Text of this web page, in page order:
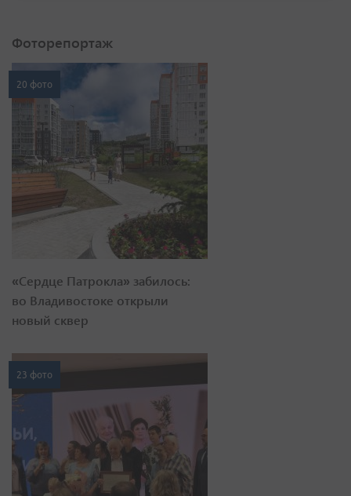
Фоторепортаж
20 фото
«Сердце Патрокла» забилось:
во Владивостоке открыли
новый сквер
23 фото